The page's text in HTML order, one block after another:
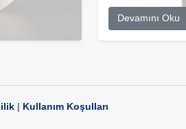
Devamını Oku
| Kullanım Koşulları